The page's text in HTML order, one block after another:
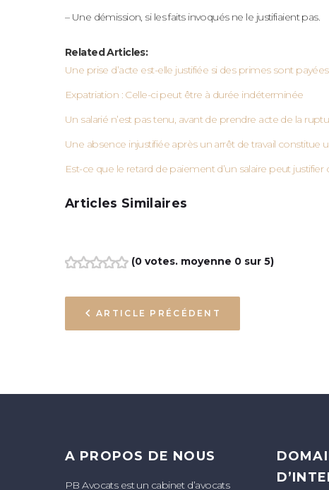
– Une démission, si les faits invoqués ne le justifiaient pas.
Related Articles:
Une prise d’acte est-elle justifiée si des primes sont
Expatriation : Celle-ci peut être à durée indéterminée
Un salarié n’est pas tenu, avant de prendre acte de la
Une absence injustifiée après un arrêt de travail constitue
Est-ce que le retard de paiement d’un salaire peut
Articles Similaires
(0 votes. moyenne 0sur 5)
NAVIGATION
ARTICLE PRÉCÉDENT
A PROPOS DE NOUS
PB Avocats est un cabinet d’avocats